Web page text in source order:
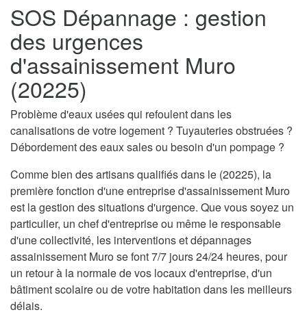
SOS Dépannage : gestion
des urgences
d'assainissement Muro
(20225)
Problème d'eaux usées qui refoulent dans les
canalisations de votre logement ? Tuyauteries obstruées ?
Débordement des eaux sales ou besoin d'un pompage ?
Comme bien des artisans qualifiés dans le (20225), la
première fonction d'une entreprise d'assainissement Muro
est la gestion des situations d'urgence. Que vous soyez un
particulier, un chef d'entreprise ou même le responsable
d'une collectivité, les interventions et dépannages
assainissement Muro se font 7/7 jours 24/24 heures, pour
un retour à la normale de vos locaux d'entreprise, d'un
bâtiment scolaire ou de votre habitation dans les meilleurs
délais.